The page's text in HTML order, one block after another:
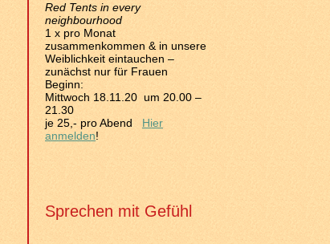
Red Tents in every
neighbourhood
1 x pro Monat
zusammenkommen & in unsere
Weiblichkeit eintauchen –
zunächst nur für Frauen
Beginn:
Mittwoch 18.11.20 um 20.00 –
21.30
je 25,- pro Abend Hier
anmelden!
Sprechen mit Gefühl